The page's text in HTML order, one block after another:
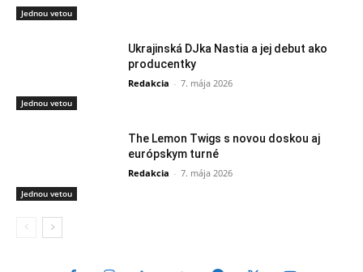
Jednou vetou
Jednou vetou
Ukrajinská DJka Nastia a jej debut ako
producentky
Redakcia - 7. mája 2026
Jednou vetou
The Lemon Twigs s novou doskou aj
európskym turné
Redakcia - 7. mája 2026